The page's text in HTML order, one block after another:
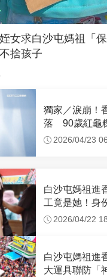
女求白沙屯媽祖「
捨孩子
獨家／淚崩！
落 90歲紅龜
幕2026/04/23
白沙屯媽祖進
工竟是她！身
禮生 一輩子不
2026/04/22
白沙屯媽祖進
大運具聯防「